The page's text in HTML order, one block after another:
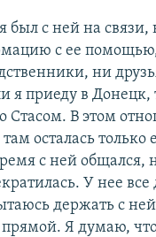
был с ней на связи,
с ее
ни
я приеду в Донецк,
Стасом. В этом
осталась только
с ней общался,
У нее
держать с
прямой. Я думаю,